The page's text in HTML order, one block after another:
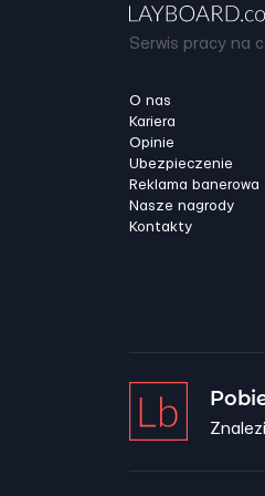
Serwis pracy na
O nas
Kariera
Opinie
Ubezpieczenie
Reklama banerowa
Nasze nagrody
Kontakty